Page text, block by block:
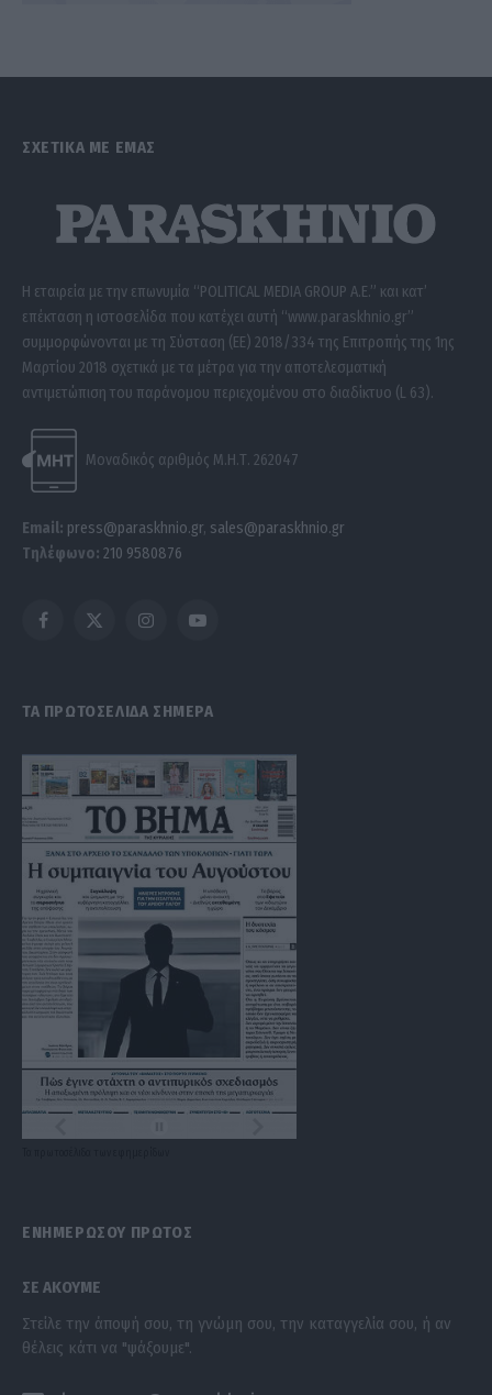
ΣΧΕΤΙΚΑ ΜΕ ΕΜΑΣ
Η εταιρεία με την επωνυμία “POLITICAL MEDIA GROUP A.E.” και κατ’
επέκταση η ιστοσελίδα που κατέχει αυτή “www.paraskhnio.gr”
συμμορφώνονται με τη Σύσταση (ΕΕ) 2018/334 της Επιτροπής της 1ης
Μαρτίου 2018 σχετικά με τα μέτρα για την αποτελεσματική
αντιμετώπιση του παράνομου περιεχομένου στο διαδίκτυο (L 63).
Μοναδικός αριθμός Μ.Η.Τ. 262047
Email: press@paraskhnio.gr, sales@paraskhnio.gr
Τηλέφωνο: 210 9580876
Facebook
X
InstagramYouTube
ΤΑ ΠΡΩΤΟΣΕΛΙΔΑ ΣΗΜΕΡΑ
ΕΝΗΜΕΡΩΣΟΥ ΠΡΩΤΟΣ
ΣΕ ΑΚΟΥΜΕ
Στείλε την άποψή σου, τη γνώμη σου, την καταγγελία σου, ή αν
θέλεις κάτι να "ψάξουμε".